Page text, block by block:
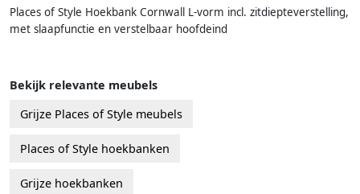
Places of Style Hoekbank Cornwall L-vorm incl. zitdiepteverstelling,
met slaapfunctie en verstelbaar hoofdeind
Bekijk relevante meubels
Grijze Places of Style meubels
Places of Style hoekbanken
Grijze hoekbanken